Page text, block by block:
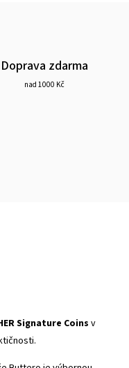
Doprava zdarma
nad 1000 Kč
Signature Coins v